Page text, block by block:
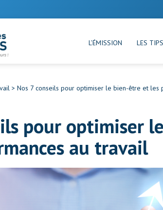
L’ÉMISSION LES
> Nos 7 conseils pour optimiser le bien-être et les
pour optimiser
au travail